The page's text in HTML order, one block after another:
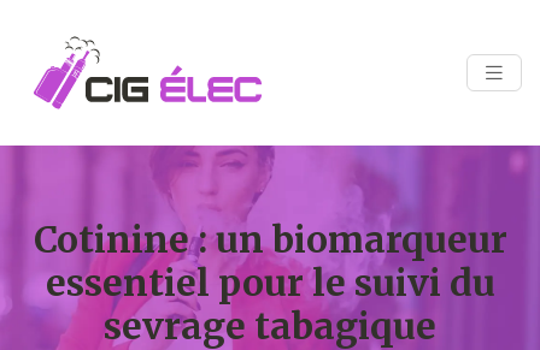
Cotinine : un biomarqueur
essentiel pour le suivi du
sevrage tabagique